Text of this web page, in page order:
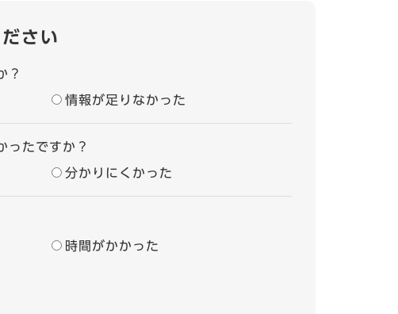
さい
？
情報が足りなかった
ったですか？
分かりにくかった
時間がかかった